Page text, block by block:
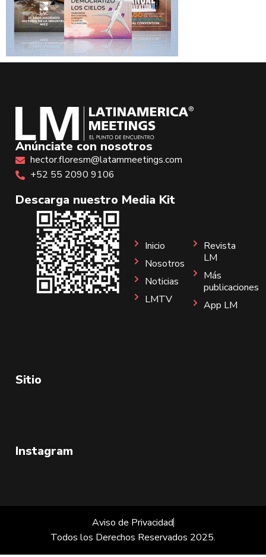
Anúnciate con nosotros
hector.floresm@latammeetings.com
+52 55 2090 9106
Descarga nuestro Media Kit
Sitio
Inicio
Nosotros
Noticias
LMTV
Revista
LM
Más
publicaciones
App LM
Instagram
Aviso de Privacidad
Todos los Derechos Reservados 2025.